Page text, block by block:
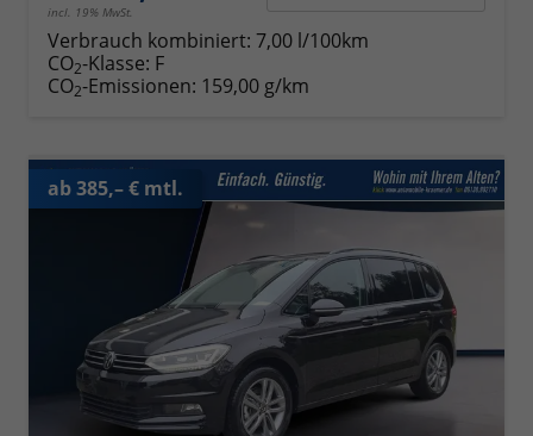
incl. 19% MwSt.
Verbrauch kombiniert: 7,00 l/100km
CO2-Klasse: F
CO2-Emissionen: 159,00 g/km
ab 385,– € mtl.